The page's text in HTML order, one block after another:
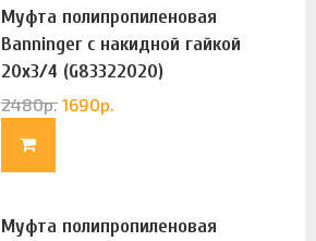
Муфта полипропиленовая
Banninger с накидной гайкой
20х3/4 (G83322020)
2480р. 1690р.
Муфта полипропиленовая